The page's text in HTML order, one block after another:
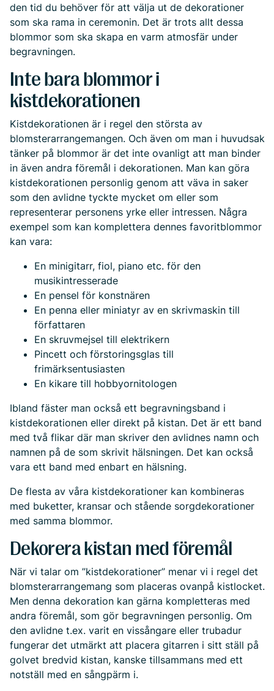
den tid du behöver för att välja ut de dekorationer
som ska rama in ceremonin. Det är trots allt dessa
blommor som ska skapa en varm atmosfär under
begravningen.
Inte bara blommor i
kistdekorationen
Kistdekorationen är i regel den största av
blomsterarrangemangen. Och även om man i huvudsak
tänker på blommor är det inte ovanligt att man binder
in även andra föremål i dekorationen. Man kan göra
kistdekorationen personlig genom att väva in saker
som den avlidne tyckte mycket om eller som
representerar personens yrke eller intressen. Några
exempel som kan komplettera dennes favoritblommor
kan vara:
En minigitarr, fiol, piano etc. för den
musikintresserade
En pensel för konstnären
En penna eller miniatyr av en skrivmaskin till
författaren
En skruvmejsel till elektrikern
Pincett och förstoringsglas till
frimärksentusiasten
En kikare till hobbyornitologen
Ibland fäster man också ett begravningsband i
kistdekorationen eller direkt på kistan. Det är ett band
med två flikar där man skriver den avlidnes namn och
namnen på de som skrivit hälsningen. Det kan också
vara ett band med enbart en hälsning.
De flesta av våra kistdekorationer kan kombineras
med buketter, kransar och stående sorgdekorationer
med samma blommor.
Dekorera kistan med föremål
När vi talar om ”kistdekorationer” menar vi i regel det
blomsterarrangemang som placeras ovanpå kistlocket.
Men denna dekoration kan gärna kompletteras med
andra föremål, som gör begravningen personlig. Om
den avlidne t.ex. varit en vissångare eller trubadur
fungerar det utmärkt att placera gitarren i sitt ställ på
golvet bredvid kistan, kanske tillsammans med ett
notställ med en sångpärm i.